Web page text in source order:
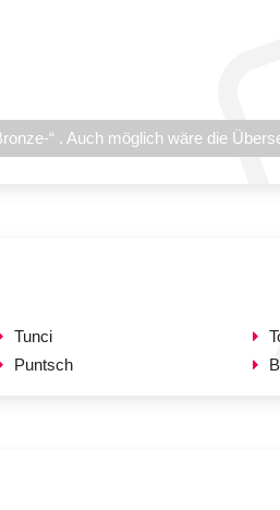
“ . Auch möglich wäre die
Tunci
Puntsch